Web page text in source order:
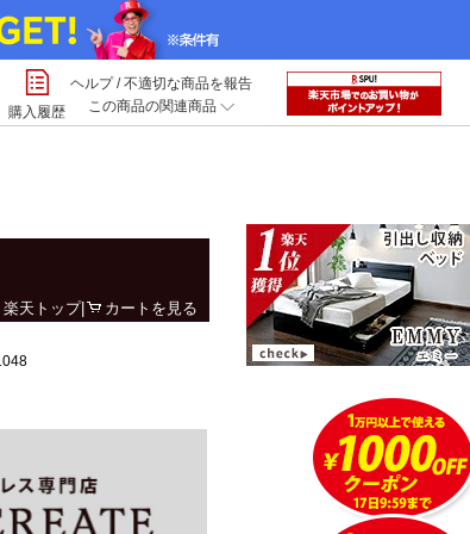
購入履歴
ヘルプ/不適切な商品を報告
この商品の関連商品